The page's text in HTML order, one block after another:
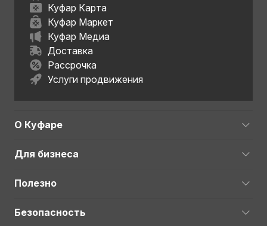
Куфар Карта
Куфар Маркет
Куфар Медиа
Доставка
Рассрочка
Услуги продвижения
О Куфаре
Для бизнеса
Полезно
Безопасность